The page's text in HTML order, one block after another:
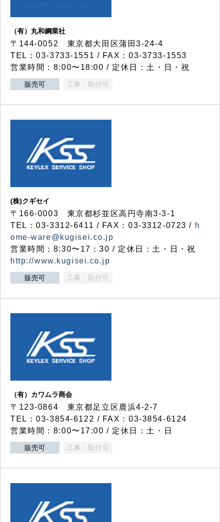
（有）丸和鋼業社
〒144-0052 東京都大田区蒲田3-24-4
TEL：03-3733-1551 / FAX：03-3733-1553
営業時間：8:00〜18:00 / 定休日：土・日・祝
販売可 工事・取付可
(株)クギセイ
〒166-0003 東京都杉並区高円寺南3-3-1
TEL：03-3312-6411 / FAX：03-3312-0723 / h
ome-ware@kugisei.co.jp
営業時間：8:30〜17：30 / 定休日：土・日・祝
http://www.kugisei.co.jp
販売可 工事・取付可
（有）カワムラ商会
〒123-0864 東京都足立区鹿浜4-2-7
TEL：03-3854-6122 / FAX：03-3854-6124
営業時間：8:00〜17:00 / 定休日：土・日
販売可 工事・取付可